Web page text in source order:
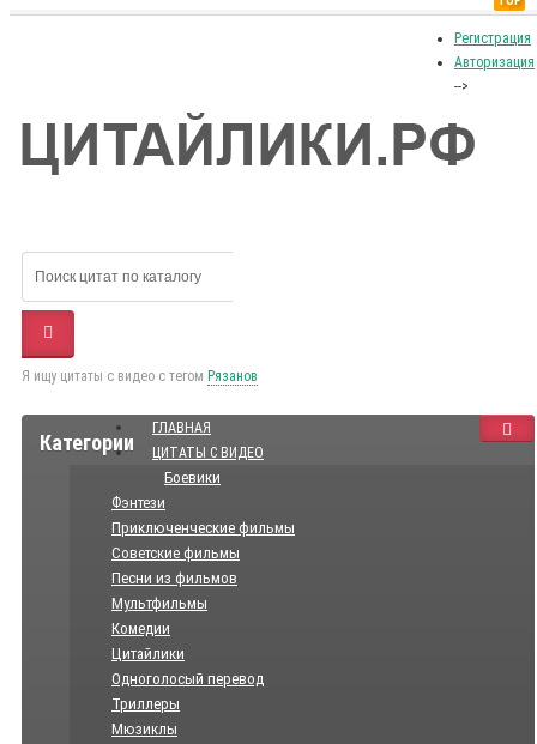
Регистрация
Авторизация
-->
Я ищу цитаты с видео с тегом Рязанов
Категории
ГЛАВНАЯ
ЦИТАТЫ С ВИДЕО
Боевики
Фэнтези
Приключенческие фильмы
Советские фильмы
Песни из фильмов
Мультфильмы
Комедии
Цитайлики
Одноголосый перевод
Триллеры
Мюзиклы